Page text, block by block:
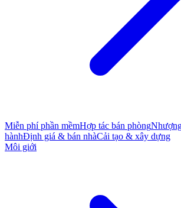
Miễn phí phần mềmHợp tác bán phòng
hànhĐịnh giá & bán nhàCải tạo & xây dựng
Môi giới